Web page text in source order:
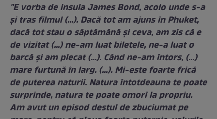
"E vorba de insula James Bond, acolo unde s-a
şi tras filmul (...). Dacă tot am ajuns în Phuket,
dacă tot stau o săptămână şi ceva, am zis că e
de vizitat (...) ne-am luat biletele, ne-a luat o
barcă şi am plecat (...). Când ne-am întors, (...)
mare furtună în larg. (...). Mi-este foarte frică
de puterea naturii. Natura întotdeauna te poate
surprinde, natura te poate omorî la propriu.
Am avut un episod destul de zbuciumat pe